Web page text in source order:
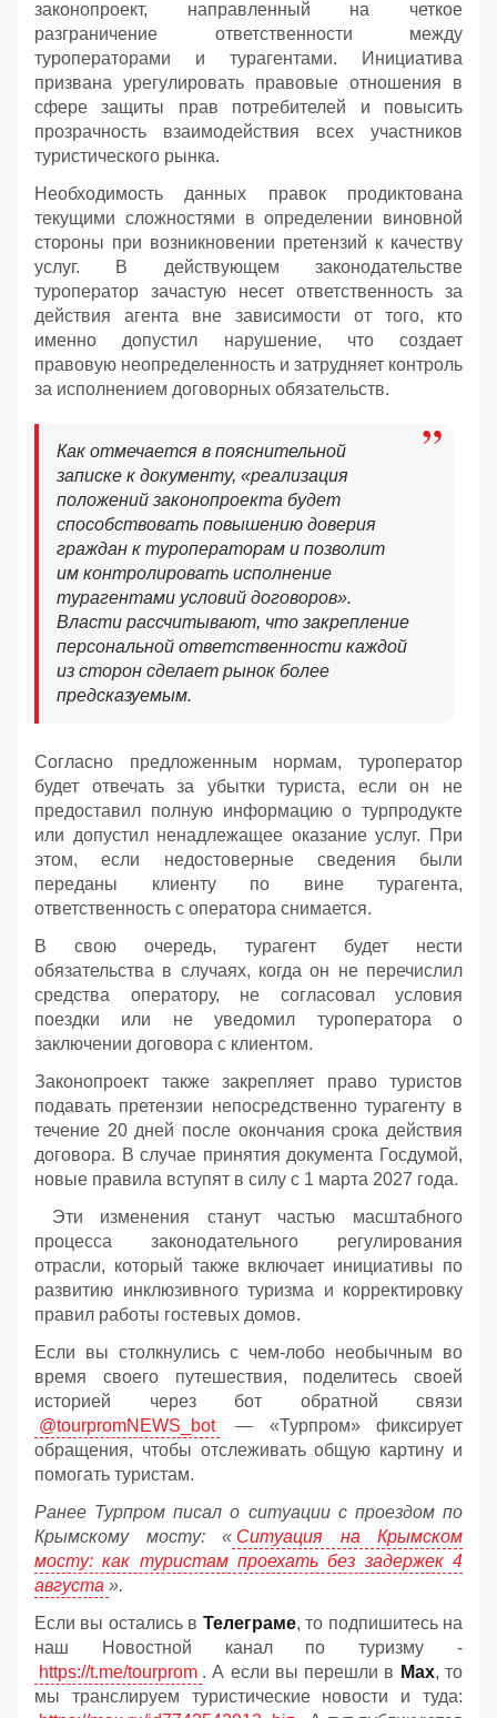
законопроект, направленный на четкое
разграничение ответственности между
туроператорами и турагентами. Инициатива
призвана урегулировать правовые отношения в
сфере защиты прав потребителей и повысить
прозрачность взаимодействия всех участников
туристического рынка.
Необходимость данных правок продиктована
текущими сложностями в определении виновной
стороны при возникновении претензий к качеству
услуг. В действующем законодательстве
туроператор зачастую несет ответственность за
действия агента вне зависимости от того, кто
именно допустил нарушение, что создает
правовую неопределенность и затрудняет контроль
за исполнением договорных обязательств.
Как отмечается в пояснительной
записке к документу, «реализация
положений законопроекта будет
способствовать повышению доверия
граждан к туроператорам и позволит
им контролировать исполнение
турагентами условий договоров».
Власти рассчитывают, что закрепление
персональной ответственности каждой
из сторон сделает рынок более
предсказуемым.
Согласно предложенным нормам, туроператор
будет отвечать за убытки туриста, если он не
предоставил полную информацию о турпродукте
или допустил ненадлежащее оказание услуг. При
этом, если недостоверные сведения были
переданы клиенту по вине турагента,
ответственность с оператора снимается.
В свою очередь, турагент будет нести
обязательства в случаях, когда он не перечислил
средства оператору, не согласовал условия
поездки или не уведомил туроператора о
заключении договора с клиентом.
Законопроект также закрепляет право туристов
подавать претензии непосредственно турагенту в
течение 20 дней после окончания срока действия
договора. В случае принятия документа Госдумой,
новые правила вступят в силу с 1 марта 2027 года.
Эти изменения станут частью масштабного
процесса законодательного регулирования
отрасли, который также включает инициативы по
развитию инклюзивного туризма и корректировку
правил работы гостевых домов.
Если вы столкнулись с чем-лобо необычным во
время своего путешествия, поделитесь своей
историей через бот обратной связи
@tourpromNEWS_bot
— «Турпром» фиксирует
обращения, чтобы отслеживать общую картину и
помогать туристам.
Ранее Турпром писал о ситуации с проездом по
Крымскому мосту: « Ситуация на Крымском
мосту: как туристам проехать без задержек 4
августа ».
Если вы остались в Телеграме, то подпишитесь на
наш Новостной канал по туризму -
https://t.me/tourprom . А если вы перешли в Мах, то
мы транслируем туристические новости и туда: